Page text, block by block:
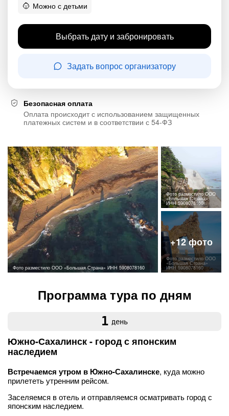
Можно с детьми
Выбрать дату и забронировать
Задать вопрос организатору
Безопасная оплата
Оплата происходит с использованием защищенных
платежных систем и в соответствии с 54-ФЗ
Фото разместило ООО «Большая Страна» ИНН 5908078160
Фото разместило ООО
«Большая Страна»
ИНН 5908078160
Фото разместило ООО
«Большая Страна»
ИНН 5908078160
Программа тура по дням
1 день
Южно-Сахалинск - город с японским
наследием
Встречаемся утром в Южно-Сахалинске, куда можно
прилететь утренним рейсом.
Заселяемся в отель и отправляемся осматривать город с
японским наследием.